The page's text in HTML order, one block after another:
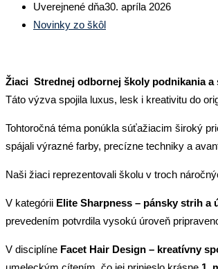
Uverejnené dňa30. apríla 2026
Novinky zo škôl
Žiaci Strednej odbornej školy podnikania a
Táto výzva spojila luxus, lesk i kreativitu do
Tohtoročná téma ponúkla súťažiacim široký
spájali výrazné farby, precízne techniky a
Naši žiaci reprezentovali školu v troch
V kategórii Elite Sharpness – pánsky strih a
prevedením potvrdila vysokú úroveň
V disciplíne Facet Hair Design – kreatívny